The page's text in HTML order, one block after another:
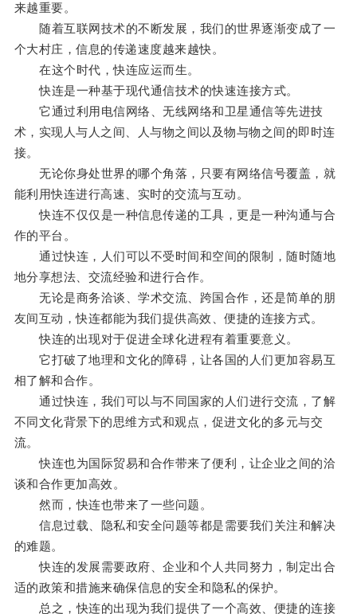
来越重要。
随着互联网技术的不断发展，我们的世界逐渐变成了一
个大村庄，信息的传递速度越来越快。
在这个时代，快连应运而生。
快连是一种基于现代通信技术的快速连接方式。
它通过利用电信网络、无线网络和卫星通信等先进技
术，实现人与人之间、人与物之间以及物与物之间的即时连
接。
无论你身处世界的哪个角落，只要有网络信号覆盖，就
能利用快连进行高速、实时的交流与互动。
快连不仅仅是一种信息传递的工具，更是一种沟通与合
作的平台。
通过快连，人们可以不受时间和空间的限制，随时随地
地分享想法、交流经验和进行合作。
无论是商务洽谈、学术交流、跨国合作，还是简单的朋
友间互动，快连都能为我们提供高效、便捷的连接方式。
快连的出现对于促进全球化进程有着重要意义。
它打破了地理和文化的障碍，让各国的人们更加容易互
相了解和合作。
通过快连，我们可以与不同国家的人们进行交流，了解
不同文化背景下的思维方式和观点，促进文化的多元与交
流。
快连也为国际贸易和合作带来了便利，让企业之间的洽
谈和合作更加高效。
然而，快连也带来了一些问题。
信息过载、隐私和安全问题等都是需要我们关注和解决
的难题。
快连的发展需要政府、企业和个人共同努力，制定出合
适的政策和措施来确保信息的安全和隐私的保护。
总之，快连的出现为我们提供了一个高效、便捷的连接